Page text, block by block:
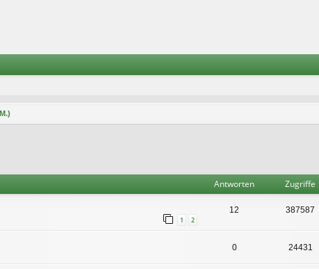
Antworten Zugriffe
1 2
12 387587
0 24431